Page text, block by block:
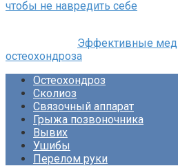
чтобы не навредить себе
Эффективные
остеохондроза
Остеохондроз
Сколиоз
Связочный аппарат
Грыжа позвоночника
Вывих
Ушибы
Перелом руки